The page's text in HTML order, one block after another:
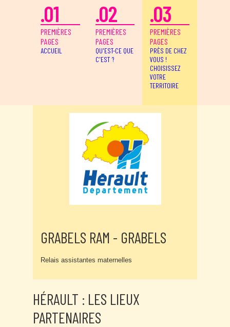
.01
PREMIÈRES
PAGES
ACCUEIL
.02
PREMIÈRES
PAGES
QU'EST-CE QUE
C'EST ?
.03
PREMIÈRES
PAGES
PRÈS DE CHEZ
VOUS !
CHOISISSEZ
VOTRE
TERRITOIRE
GRABELS RAM - GRABELS
Relais assistantes maternelles
HÉRAULT : LES LIEUX
PARTENAIRES